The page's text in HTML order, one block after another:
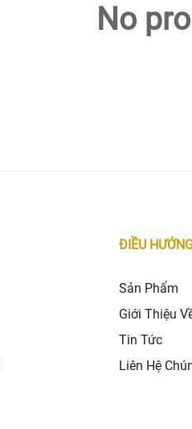
No
ĐIỀU
Sản Phẩm
Giới Thiệu
Tin Tức
Liên Hệ